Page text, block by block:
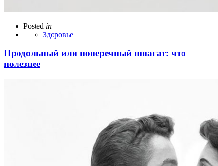
Posted in
Здоровье
Продольный или поперечный шпагат: что
полезнее